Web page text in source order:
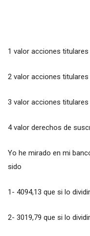
1 valor acciones
2 valor acciones
3 valor acciones
4 valor derechos de
Yo he mirado en mi
sido
1- 4094,13 que si lo
2- 3019,79 que si lo